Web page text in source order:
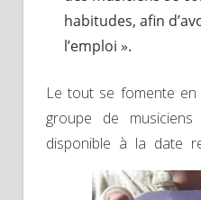
habitudes, afin
l’emploi ».
Le tout se fomente en
groupe de
disponible à la date